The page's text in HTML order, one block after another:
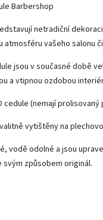
Barbershop
netradiční
vašeho salonu
jsou v současné době
a vtipnou ozdobou
cedule (nemají prolisovaný
vytištěny na
vodě odolné a jsou
způsobem originál.